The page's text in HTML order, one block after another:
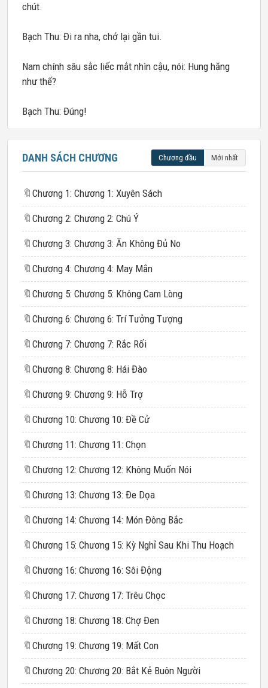
chút.
Bạch Thu: Đi ra nha, chớ lại gần tui.
Nam chính sâu sắc liếc mắt nhìn cậu, nói: Hung hăng
như thế?
Bạch Thu: Đúng!
DANH SÁCH CHƯƠNG Chương đầu Mới nhất
🔖 Chương 1: Chương 1: Xuyên Sách
🔖 Chương 2: Chương 2: Chú Ý
🔖 Chương 3: Chương 3: Ăn Không Đủ No
🔖 Chương 4: Chương 4: May Mắn
🔖 Chương 5: Chương 5: Không Cam Lòng
🔖 Chương 6: Chương 6: Trí Tưởng Tượng
🔖 Chương 7: Chương 7: Rắc Rối
🔖 Chương 8: Chương 8: Hái Đào
🔖 Chương 9: Chương 9: Hỗ Trợ
🔖 Chương 10: Chương 10: Đề Cử
🔖 Chương 11: Chương 11: Chọn
🔖 Chương 12: Chương 12: Không Muốn Nói
🔖 Chương 13: Chương 13: Đe Dọa
🔖 Chương 14: Chương 14: Món Đông Bắc
🔖 Chương 15: Chương 15: Kỳ Nghỉ Sau Khi Thu Hoạch
🔖 Chương 16: Chương 16: Sôi Động
🔖 Chương 17: Chương 17: Trêu Chọc
🔖 Chương 18: Chương 18: Chợ Đen
🔖 Chương 19: Chương 19: Mất Con
🔖 Chương 20: Chương 20: Bắt Kẻ Buôn Người